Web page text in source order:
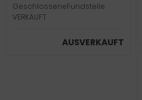
GeschlosseneFundstelle
VERKAUFT
AUSVERKAUFT